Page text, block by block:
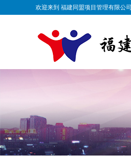
欢迎来到 福建同盟项目管理有限公司